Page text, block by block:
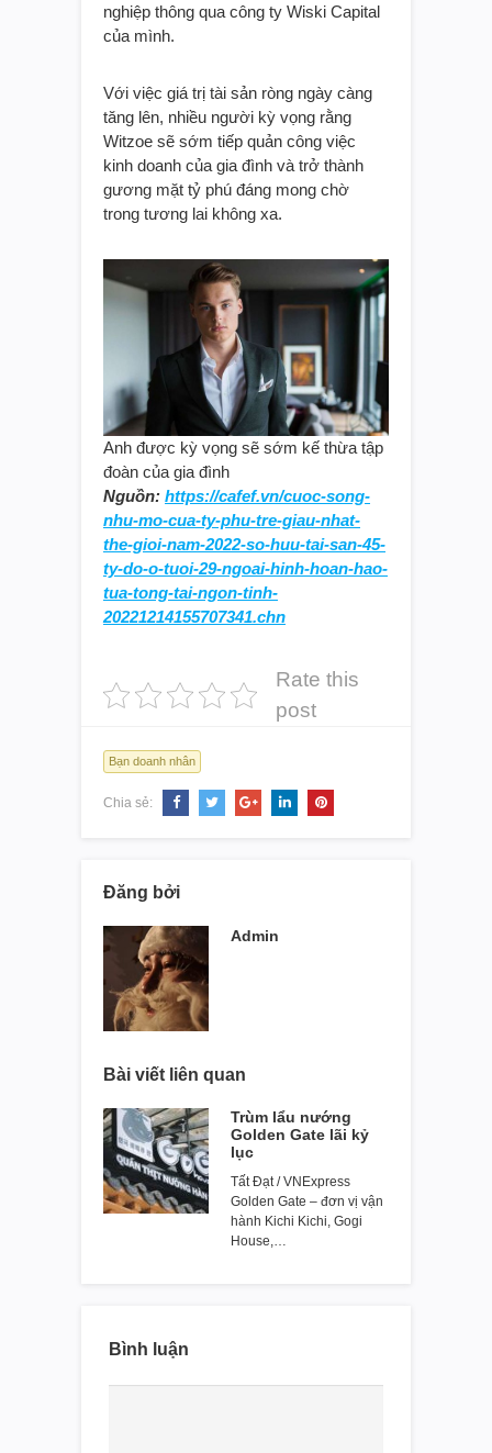
nghiệp thông qua công ty Wiski Capital
của mình.
Với việc giá trị tài sản ròng ngày càng
tăng lên, nhiều người kỳ vọng rằng
Witzoe sẽ sớm tiếp quản công việc
kinh doanh của gia đình và trở thành
gương mặt tỷ phú đáng mong chờ
trong tương lai không xa.
Anh được kỳ vọng sẽ sớm kế thừa tập
đoàn của gia đình
Nguồn: https://cafef.vn/cuoc-song-
nhu-mo-cua-ty-phu-tre-giau-nhat-
the-gioi-nam-2022-so-huu-tai-san-45-
ty-do-o-tuoi-29-ngoai-hinh-hoan-hao-
tua-tong-tai-ngon-tinh-
20221214155707341.chn
Rate this
post
Bạn doanh nhân
Chia sẻ:
Đăng bởi
Admin
Bài viết liên quan
Trùm lẩu nướng
Golden Gate lãi kỷ
lục
Tất Đạt / VNExpress
Golden Gate – đơn vị vận
hành Kichi Kichi, Gogi
House,…
Bình luận